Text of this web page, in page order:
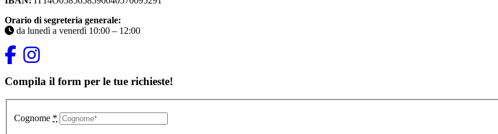
Orario di segreteria generale:
da lunedì a venerdì 10:00 – 12:00
Compila il form per le tue richieste!
Cognome *